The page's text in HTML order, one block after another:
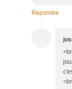
Répondre